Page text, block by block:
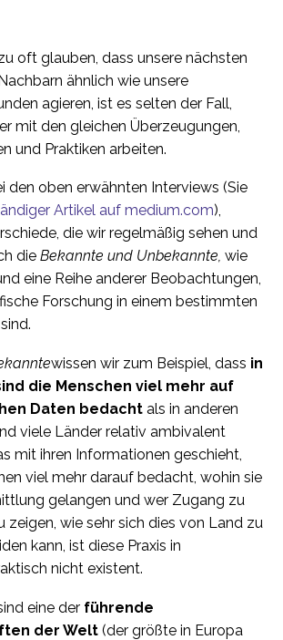
oft glauben, dass unsere nächsten
ähnlich wie unsere
agieren, ist es selten der Fall,
mit den gleichen Überzeugungen,
und Praktiken arbeiten.
den oben erwähnten Interviews (Sie
Artikel auf medium.com),
die wir regelmäßig sehen und
die Bekannte und Unbekannte, wie
eine Reihe anderer Beobachtungen,
Forschung in einem bestimmten
wissen wir zum Beispiel, dass in
die Menschen viel mehr auf
Daten bedacht als in anderen
viele Länder relativ ambivalent
mit ihren Informationen geschieht,
viel mehr darauf bedacht, wohin sie
gelangen und wer Zugang zu
zeigen, wie sehr sich dies von Land zu
kann, ist diese Praxis in
nicht existent.
eine der führende
der Welt (der größte in Europa